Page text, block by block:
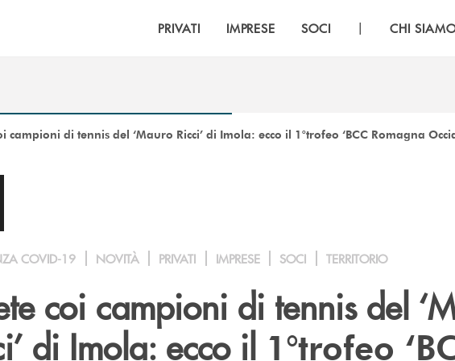
PRIVATI IMPRESE SOCI | CHI
campioni di tennis del ‘Mauro Ricci’ di Imola: ecco il 1°trofeo ‘BCC Romagna
COVID-19 NOVITÀ PRIVATI IMPRESE SOCI TERRITORIO
coi campioni di tennis del
di Imola: ecco il 1°trofeo